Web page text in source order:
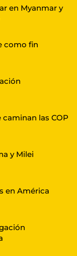
en Myanmar y
como fin
las COP
y Milei
en América